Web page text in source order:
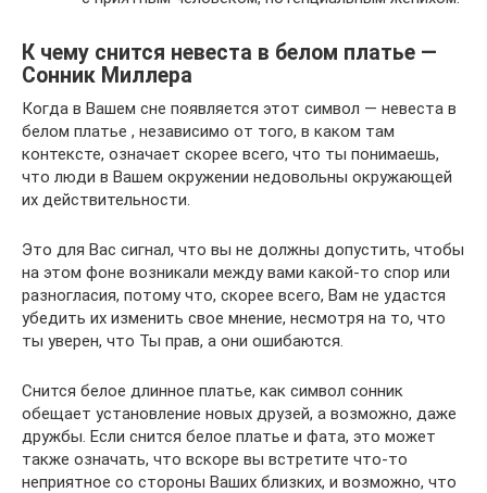
К чему снится невеста в белом платье —
Сонник Миллера
Когда в Вашем сне появляется этот символ — невеста в
белом платье , независимо от того, в каком там
контексте, означает скорее всего, что ты понимаешь,
что люди в Вашем окружении недовольны окружающей
их действительности.
Это для Вас сигнал, что вы не должны допустить, чтобы
на этом фоне возникали между вами какой-то спор или
разногласия, потому что, скорее всего, Вам не удастся
убедить их изменить свое мнение, несмотря на то, что
ты уверен, что Ты прав, а они ошибаются.
Снится белое длинное платье, как символ сонник
обещает установление новых друзей, а возможно, даже
дружбы. Если снится белое платье и фата, это может
также означать, что вскоре вы встретите что-то
неприятное со стороны Ваших близких, и возможно, что